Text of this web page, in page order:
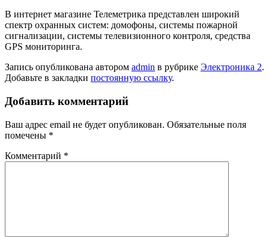
В интернет магазине Телеметрика представлен широкий
спектр охранных систем: домофоны, системы пожарной
сигнализации, системы телевизионного контроля, средства
GPS мониторинга.
Запись опубликована автором admin в рубрике Электроника 2.
Добавьте в закладки постоянную ссылку.
Добавить комментарий
Ваш адрес email не будет опубликован. Обязательные поля
помечены *
Комментарий *